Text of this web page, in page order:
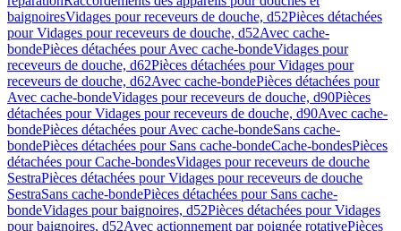
baignoiresVidages pour receveurs de douche, d52Pièces détachées
pour Vidages pour receveurs de douche, d52Avec cache-
bondePièces détachées pour Avec cache-bondeVidages pour
receveurs de douche, d62Pièces détachées pour Vidages pour
receveurs de douche, d62Avec cache-bondePièces détachées pour
Avec cache-bondeVidages pour receveurs de douche, d90Pièces
détachées pour Vidages pour receveurs de douche, d90Avec cache-
bondePièces détachées pour Avec cache-bondeSans cache-
bondePièces détachées pour Sans cache-bondeCache-bondesPièces
détachées pour Cache-bondesVidages pour receveurs de douche
SestraPièces détachées pour Vidages pour receveurs de douche
SestraSans cache-bondePièces détachées pour Sans cache-
bondeVidages pour baignoires, d52Pièces détachées pour Vidages
pour baignoires, d52Avec actionnement par poignée rotativePièces